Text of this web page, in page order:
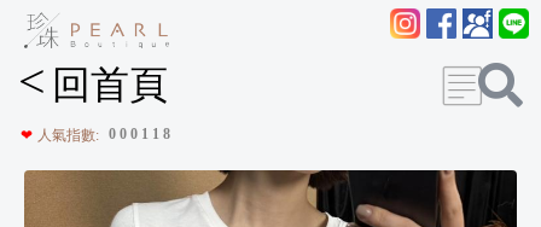
< 回首頁
❤ 人氣指數: 0 0 0 1 1 8